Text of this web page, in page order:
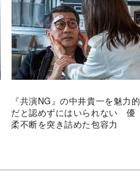
『共演NG』の中井貴一を魅力的
だと認めずにはいられない 優
柔不断を突き詰めた包容力